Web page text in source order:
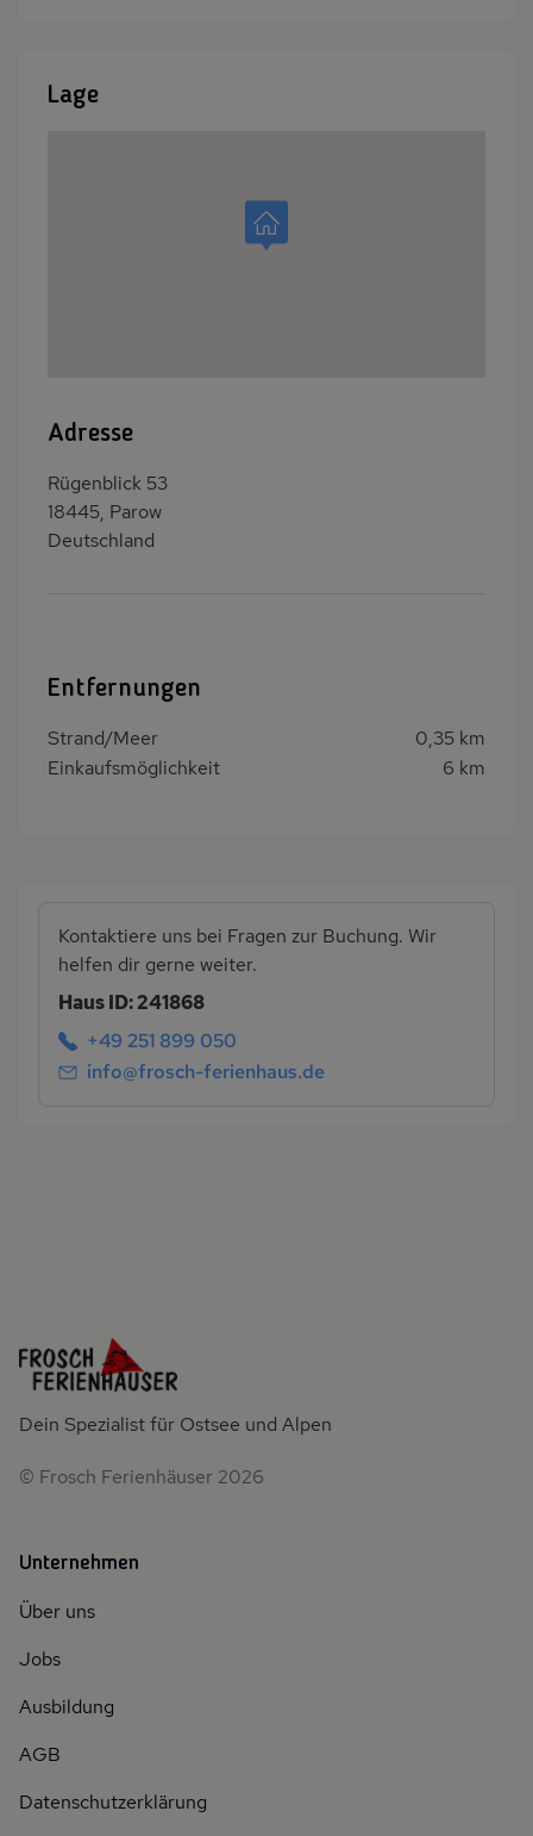
Lage
Adresse
Rügenblick 53
18445, Parow
Deutschland
Entfernungen
Strand/Meer
0,35 km
Einkaufsmöglichkeit
6 km
Kontaktiere uns bei Fragen zur Buchung. Wir
helfen dir gerne weiter.
Haus ID: 241868
+49 251 899 050
info@frosch-ferienhaus.de
Dein Spezialist für Ostsee und Alpen
© Frosch Ferienhäuser 2026
Unternehmen
Über uns
Jobs
Ausbildung
AGB
Datenschutzerklärung